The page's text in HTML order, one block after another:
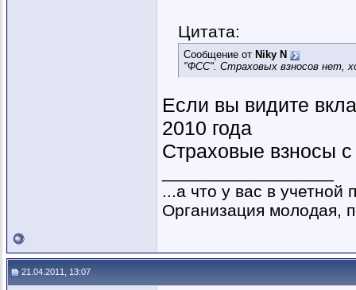
Цитата:
Сообщение от Niky N
"ФСС". Страховых взносов нет,
Если вы видите
2010 года
Страховые взносы
...а что у вас в учетной
Организация молодая,
21.04.2011, 13:07